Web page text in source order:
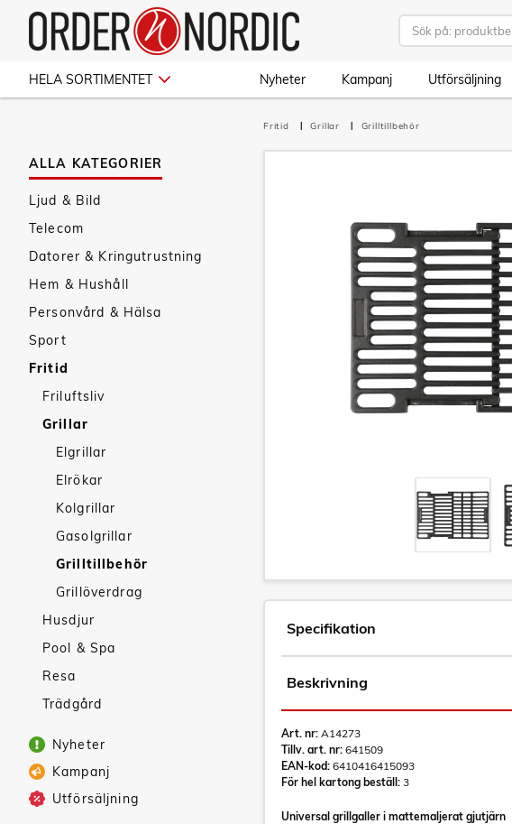
HELA SORTIMENTET Nyheter Kampanj Utförsäljning
ALLA KATEGORIER
Ljud & Bild
Telecom
Datorer & Kringutrustning
Hem & Hushåll
Personvård & Hälsa
Sport
Fritid
Friluftsliv
Grillar
Elgrillar
Elrökar
Kolgrillar
Gasolgrillar
Grilltillbehör
Grillöverdrag
Husdjur
Pool & Spa
Resa
Trädgård
Nyheter
Kampanj
Utförsäljning
Fritid Grillar Grilltillbehör
Specifikation
Beskrivning
Art. nr: A14273
Tillv. art. nr: 641509
EAN-kod: 6410416415093
För hel kartong beställ: 3
Universal grillgaller i mattemaljerat gjutjärn